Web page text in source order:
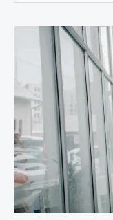
:
comment
fonctionne